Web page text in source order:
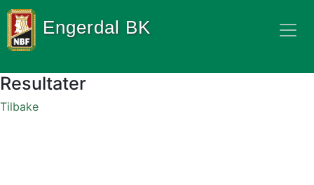
Engerdal BK
Resultater
Tilbake